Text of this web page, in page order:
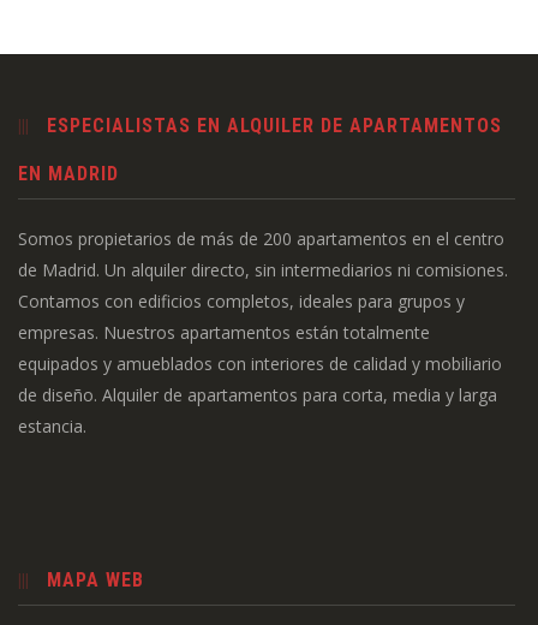
ESPECIALISTAS EN ALQUILER DE APARTAMENTOS
EN MADRID
Somos propietarios de más de 200 apartamentos en el centro
de Madrid. Un alquiler directo, sin intermediarios ni comisiones.
Contamos con edificios completos, ideales para grupos y
empresas. Nuestros apartamentos están totalmente
equipados y amueblados con interiores de calidad y mobiliario
de diseño. Alquiler de apartamentos para corta, media y larga
estancia.
MAPA WEB